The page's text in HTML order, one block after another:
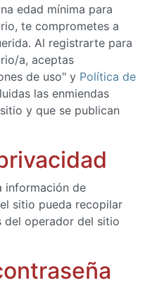
edad mínima para
te comprometes a
Al registrarte para
a, aceptas
de uso" y Política de
las enmiendas
y que se publican
información de
sitio pueda recopilar
del operador del sitio